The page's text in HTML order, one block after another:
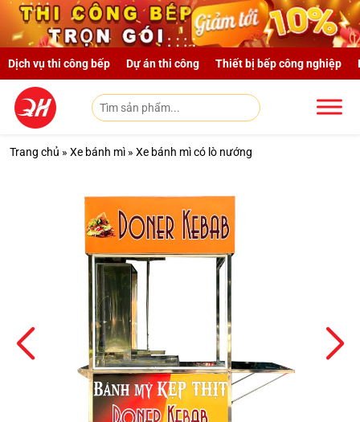
Skip to main content
Dịch vụ thi công bếp Dự án thi công Thiết bị bếp công nghiệp
Trang chủ » Xe bánh mì » Xe bánh mì có lò nướng